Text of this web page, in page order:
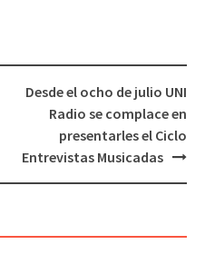
Desde el ocho de julio UNI
Radio se complace en
presentarles el Ciclo
Entrevistas Musicadas